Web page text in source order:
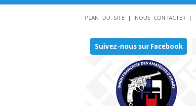
PLAN DU SITE | NOUS CONTACTER |
Suivez-nous sur Facebook